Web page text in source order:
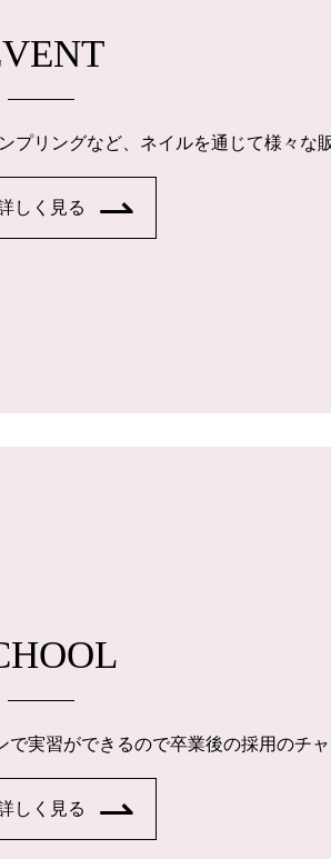
リングなど、ネイルを通じて様々な
しく見る
実習ができるので卒業後の採用のチャ
しく見る